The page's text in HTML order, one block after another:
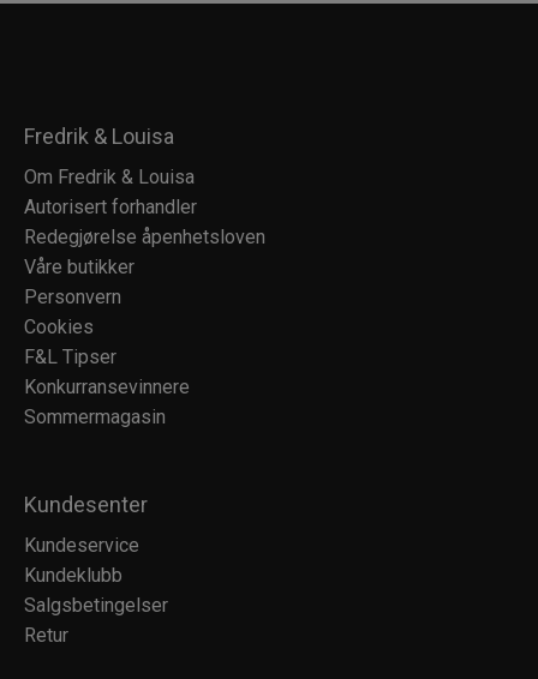
Fredrik & Louisa
Om Fredrik & Louisa
Autorisert forhandler
Redegjørelse åpenhetsloven
Våre butikker
Personvern
Cookies
F&L Tipser
Konkurransevinnere
Sommermagasin
Kundesenter
Kundeservice
Kundeklubb
Salgsbetingelser
Retur